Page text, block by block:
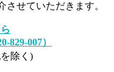
させていただきます。
829-007）
除く)